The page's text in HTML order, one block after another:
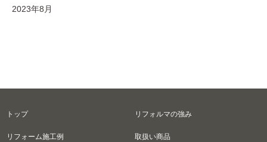
2023年8月
トップ リフォルマの強み
リフォーム施工例 取扱い商品